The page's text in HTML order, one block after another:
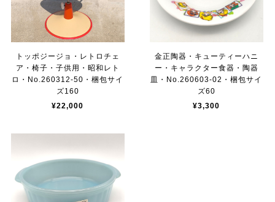
トッポジージョ・レトロチェ
ア・椅子・子供用・昭和レト
ロ・No.260312-50・梱包サイ
ズ160
¥22,000
金正陶器・キューティーハニ
ー・キャラクター食器・陶器
皿・No.260603-02・梱包サイ
ズ60
¥3,300